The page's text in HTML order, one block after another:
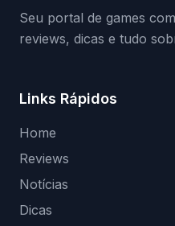
Seu portal de games
reviews, dicas e tudo
Links Rápidos
Home
Reviews
Notícias
Dicas